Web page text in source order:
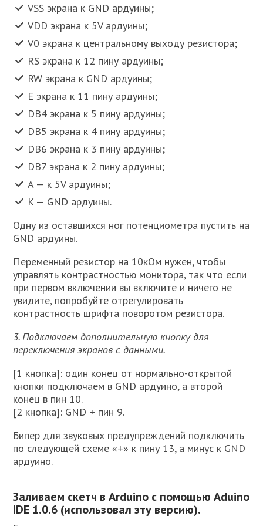
VSS экрана к GND ардуины;
VDD экрана к 5V ардуины;
V0 экрана к центральному выходу резистора;
RS экрана к 12 пину ардуины;
RW экрана к GND ардуины;
E экрана к 11 пину ардуины;
DB4 экрана к 5 пину ардуины;
DB5 экрана к 4 пину ардуины;
DB6 экрана к 3 пину ардуины;
DB7 экрана к 2 пину ардуины;
A — к 5V ардуины;
K — GND ардуины.
Одну из оставшихся ног потенциометра пустить на
GND ардуины.
Переменный резистор на 10кОм нужен, чтобы
управлять контрастностью монитора, так что если
при первом включении вы включите и ничего не
увидите, попробуйте отрегулировать
контрастность шрифта поворотом резистора.
3. Подключаем дополнительную кнопку для
переключения экранов с данными.
[1 кнопка]: один конец от нормально-открытой
кнопки подключаем в GND ардуино, а второй
конец в пин 10.
[2 кнопка]: GND + пин 9.
Бипер для звуковых предупреждений подключить
по следующей схеме «+» к пину 13, а минус к GND
ардуино.
Заливаем скетч в Arduino с помощью Aduino
IDE 1.0.6 (использовал эту версию).